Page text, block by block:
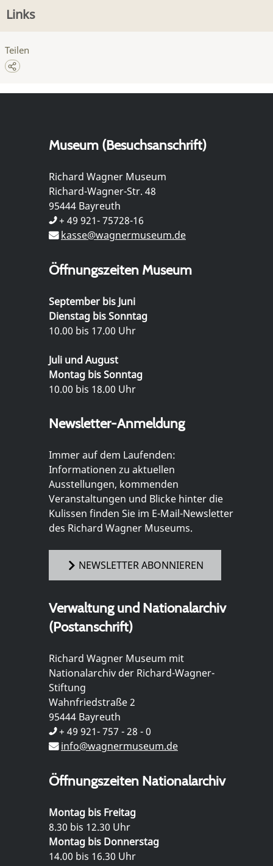
Links
Teilen
Museum (Besuchsanschrift)
Richard Wagner Museum
Richard-Wagner-Str. 48
95444 Bayreuth
+ 49 921- 75728-16
kasse@wagnermuseum.de
Öffnungszeiten Museum
September bis Juni
Dienstag bis Sonntag
10.00 bis 17.00 Uhr
Juli und August
Montag bis Sonntag
10.00 bis 18.00 Uhr
Newsletter-Anmeldung
Immer auf dem Laufenden:
Informationen zu aktuellen
Ausstellungen, kommenden
Veranstaltungen und Blicke hinter die
Kulissen finden Sie im E-Mail-Newsletter
des Richard Wagner Museums.
NEWSLETTER ABONNIEREN
Verwaltung und Nationalarchiv
(Postanschrift)
Richard Wagner Museum mit
Nationalarchiv der Richard-Wagner-
Stiftung
Wahnfriedstraße 2
95444 Bayreuth
+ 49 921- 757 - 28 - 0
info@wagnermuseum.de
Öffnungszeiten Nationalarchiv
Montag bis Freitag
8.30 bis 12.30 Uhr
Montag bis Donnerstag
14.00 bis 16.30 Uhr